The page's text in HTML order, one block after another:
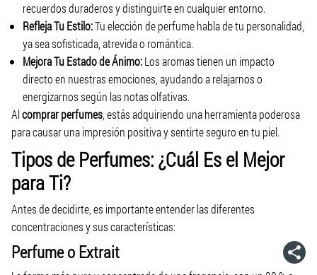
recuerdos duraderos y distinguirte en cualquier entorno.
Refleja Tu Estilo:Tu elección de perfume habla de tu personalidad,
ya sea sofisticada, atrevida o romántica.
Mejora Tu Estado de Ánimo:Los aromas tienen un impacto
directo en nuestras emociones, ayudando a relajarnos o
energizarnos según las notas olfativas.
Alcomprar perfumes , estás adquiriendo una herramienta poderosa
para causar una impresión positiva y sentirte seguro en tu piel.
Tipos de Perfumes: ¿Cuál Es el Mejor
para Ti?
Antes de decidirte, es importante entender las diferentes
concentraciones y sus características:
Perfume o Extrait